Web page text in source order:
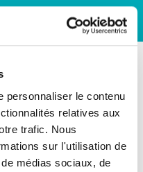
personnaliser le contenu
relatives aux
trafic. Nous
sur l'utilisation de
médias sociaux, de